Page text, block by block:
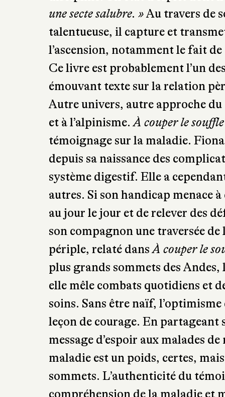
talentueuse, il capture et
l’ascension, notamment le fait
Ce livre est probablement l’un
émouvant texte sur la relation
Autre univers, autre approche
et à l’alpinisme.
À couper le souffle
témoignage sur la maladie.
depuis sa naissance des
système digestif. Elle a
autres. Si son handicap menace
au jour le jour et de relever des
son compagnon une traversée
périple, relaté dans
À couper le
plus grands sommets des
elle mêle combats quotidiens et
soins. Sans être naïf,
leçon de courage. En
message d’espoir aux malades
maladie est un poids, certes,
sommets. L’authenticité du
compréhension de la maladie et
Insufflant une véritable énergie